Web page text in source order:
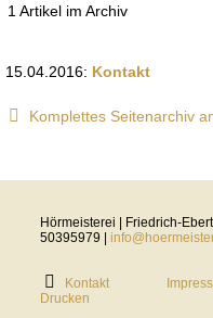
1 Artikel im Archiv
15.04.2016: Kontakt
Komplettes Seitenarchiv
Hörmeisterei | Friedrich-
50395979 |
Kontakt
Drucken